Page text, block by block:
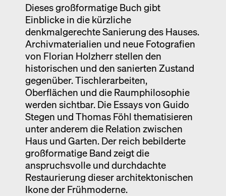
Dieses großformatige Buch gibt
Einblicke in die kürzliche
denkmalgerechte Sanierung des Hauses.
Archivmaterialien und neue Fotografien
von Florian Holzherr stellen den
historischen und den sanierten Zustand
gegenüber. Tischlerarbeiten,
Oberflächen und die Raumphilosophie
werden sichtbar. Die Essays von Guido
Stegen und Thomas Föhl thematisieren
unter anderem die Relation zwischen
Haus und Garten. Der reich bebilderte
großformatige Band zeigt die
anspruchsvolle und durchdachte
Restaurierung dieser architektonischen
Ikone der Frühmoderne.